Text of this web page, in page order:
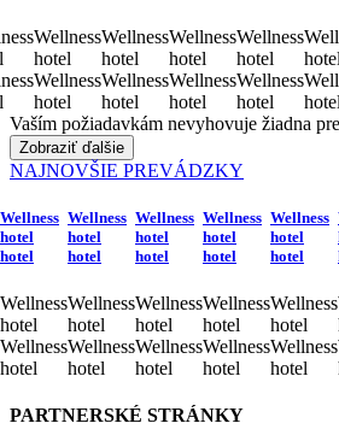
Wellness
hotel
Wellness
hotel
Wellness
hotel
Wellness
hotel
Wellness
hotel
Wellness
hotel
Wellness
hotel
Wellness
hotel
hotel
hotel
Vaším požiadavkám nevyhovuje žiadna
Zobraziť ďalšie
NAJNOVŠIE PREVÁDZKY
Wellness
hotel
hotel
Wellness
hotel
Wellness
hotel
Wellness
hotel
hotel
Wellness
hotel
Wellness
hotel
Wellness
hotel
hotel
Wellness
hotel
Wellness
hotel
Wellness
hotel
hotel
Wellness
hotel
Wellness
hotel
Wellness
hotel
hotel
Wellness
hotel
Wellness
hotel
PARTNERSKÉ STRÁNKY